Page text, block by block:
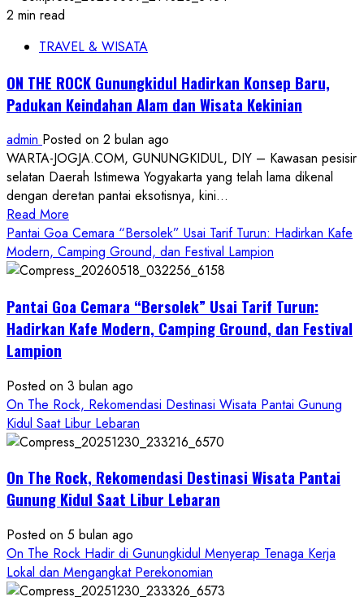
2 min read
TRAVEL & WISATA
ON THE ROCK Gunungkidul Hadirkan Konsep Baru,
Padukan Keindahan Alam dan Wisata Kekinian
admin Posted on 2 bulan ago
WARTA-JOGJA.COM, GUNUNGKIDUL, DIY – Kawasan pesisir
selatan Daerah Istimewa Yogyakarta yang telah lama dikenal
dengan deretan pantai eksotisnya, kini...
Read More
more
about
ON
ROCK
Gunungkidul
Baru,
Padukan
Keindahan
Alam
Wisata
Kekinian
Pantai Goa Cemara “Bersolek” Usai Tarif Turun: Hadirkan Kafe
Modern, Camping Ground, dan Festival Lampion
Pantai Goa Cemara “Bersolek” Usai Tarif Turun:
Hadirkan Kafe Modern, Camping Ground, dan Festival
Lampion
Posted on 3 bulan ago
On The Rock, Rekomendasi Destinasi Wisata Pantai Gunung
Kidul Saat Libur Lebaran
On The Rock, Rekomendasi Destinasi Wisata Pantai
Gunung Kidul Saat Libur Lebaran
Posted on 5 bulan ago
On The Rock Hadir di Gunungkidul Menyerap Tenaga Kerja
Lokal dan Mengangkat Perekonomian